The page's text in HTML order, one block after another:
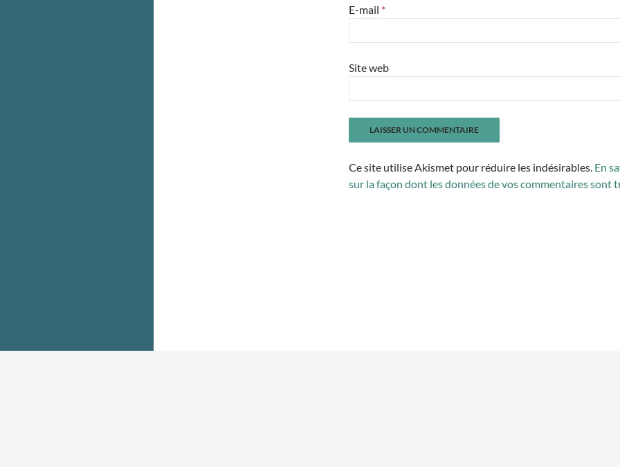
E-mail *
Site web
Ce site utilise Akismet pour réduire les indésirables. En
sur la façon dont les données de vos commentaires sont